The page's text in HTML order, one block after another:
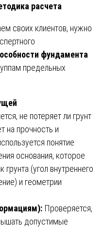
расчета
своих клиентов, нужно
фундамента
предельных
не потеряет ли грунт
на прочность и
понятие
основания, которое
грунта (угол внутреннего
и геометрии
Проверяется,
допустимые